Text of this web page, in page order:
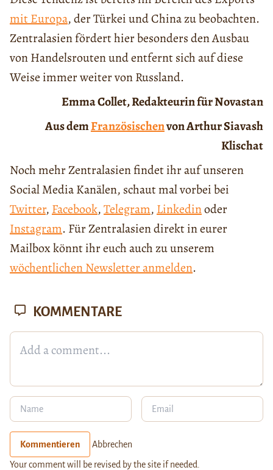
mit Europa, der Türkei und China zu beobachten.
Zentralasien fördert hier besonders den Ausbau
von Handelsrouten und entfernt sich auf diese
Weise immer weiter von Russland.
Emma Collet, Redakteurin für Novastan
Aus demFranzösischenvon Arthur Siavash
Klischat
Noch mehr Zentralasien findet ihr auf unseren
Social Media Kanälen, schaut mal vorbei bei
Twitter, Facebook,Telegram, Linkedinoder
Instagram. Für Zentralasien direkt in eurer
Mailbox könnt ihr euch auch zu unserem
wöchentlichen Newsletter anmelden.
KOMMENTARE
Kommentieren Abbrechen
Your comment will be revised by the site if needed.